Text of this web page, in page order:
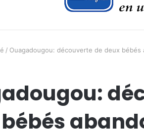
/ Ouagadougou: découverte de deux bébés